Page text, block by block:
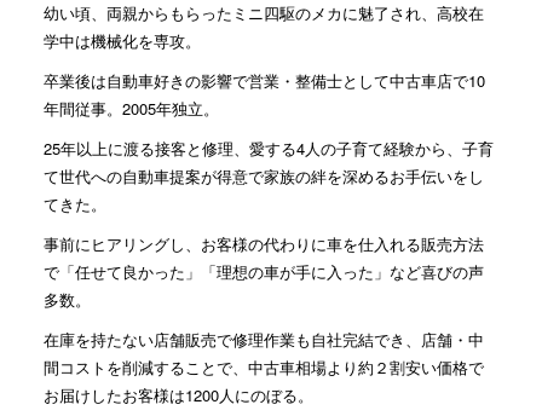
幼い頃、両親からもらったミニ四駆のメカに魅了され、高校在
学中は機械化を専攻。
卒業後は自動車好きの影響で営業・整備士として中古車店で10
年間従事。2005年独立。
25年以上に渡る接客と修理、愛する4人の子育て経験から、子育
て世代への自動車提案が得意で家族の絆を深めるお手伝いをし
てきた。
事前にヒアリングし、お客様の代わりに車を仕入れる販売方法
で「任せて良かった」「理想の車が手に入った」など喜びの声
多数。
在庫を持たない店舗販売で修理作業も自社完結でき、店舗・中
間コストを削減することで、中古車相場より約２割安い価格で
お届けしたお客様は1200人にのぼる。